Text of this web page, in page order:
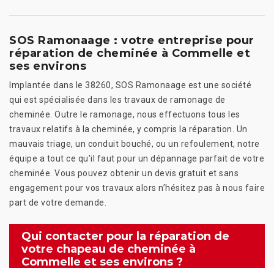
SOS Ramonaage : votre entreprise pour
réparation de cheminée à Commelle et
ses environs
Implantée dans le 38260, SOS Ramonaage est une société
qui est spécialisée dans les travaux de ramonage de
cheminée. Outre le ramonage, nous effectuons tous les
travaux relatifs à la cheminée, y compris la réparation. Un
mauvais triage, un conduit bouché, ou un refoulement, notre
équipe a tout ce qu’il faut pour un dépannage parfait de votre
cheminée. Vous pouvez obtenir un devis gratuit et sans
engagement pour vos travaux alors n’hésitez pas à nous faire
part de votre demande.
Qui contacter pour la réparation de
votre chapeau de cheminée à
Commelle et ses environs ?